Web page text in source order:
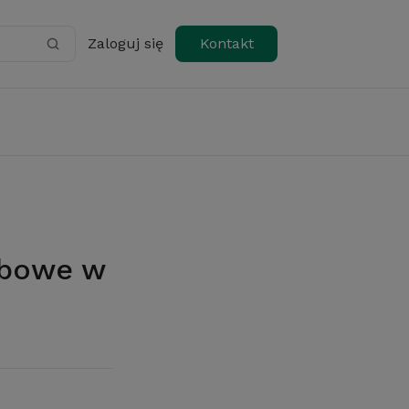
Zaloguj się Kontakt